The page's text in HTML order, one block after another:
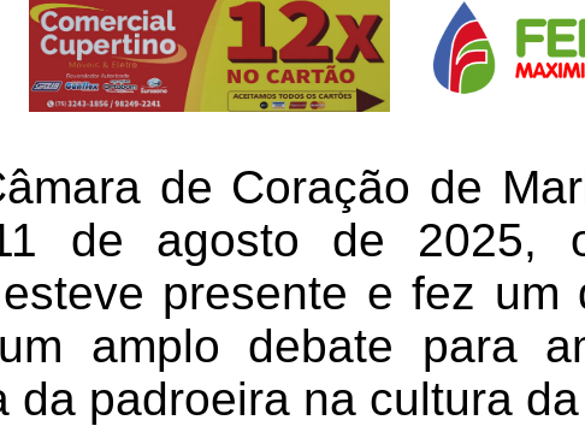
de Coração de
de agosto de 2025,
presente e fez um
amplo debate para
da padroeira na cultura